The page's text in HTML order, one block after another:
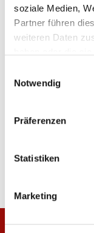
soziale Medien,
Partner führen
weiteren Daten
Notwendig
Präferenzen
Statistiken
Marketing
34,95 €